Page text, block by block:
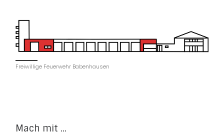
Freiwillige Feuerwehr Babenhausen
Mach mit ...